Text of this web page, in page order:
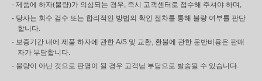
- 제품에 하자(불량)가 의심되는 경우, 즉시 고객센터로 접수해 주셔야 하며,
- 당사는 회수 검수 또는 합리적인 방법의 확인 절차를 통해 불량 여부를 판단
합니다.
- 보증기간 내에 제품 하자에 관한 A/S 및 교환, 환불에 관한 운반비용은 판매
자가 부담합니다.
- 불량이 아닌 것으로 판명이 될 경우 고객님 부담으로 발송될 수 있습니다.